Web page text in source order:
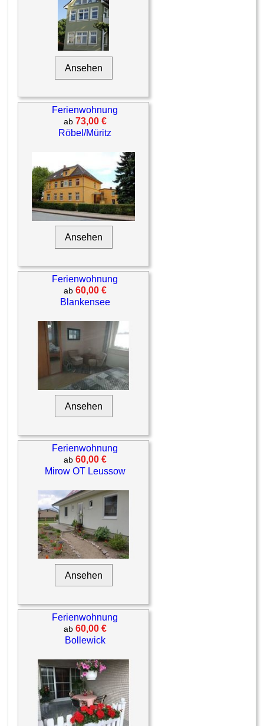
Ansehen
Ferienwohnung
ab 73,00 €
Röbel/Müritz
Ansehen
Ferienwohnung
ab 60,00 €
Blankensee
Ansehen
Ferienwohnung
ab 60,00 €
Mirow OT Leussow
Ansehen
Ferienwohnung
ab 60,00 €
Bollewick